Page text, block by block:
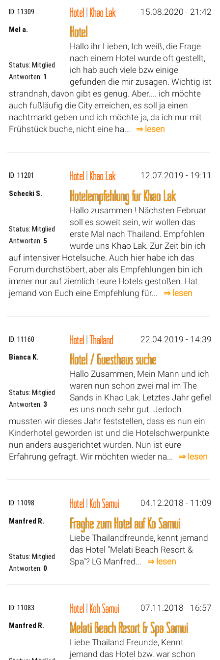
ID: 11309 Hotel|Khao Lak 15.08.2020 - 21:42
Mel a.
Status: Mitglied
Antworten: 1
Hotel
Hallo ihr Lieben, Ich weiß, die Frage
nach einem Hotel wurde oft gestellt,
ich hab auch viele bzw einige
gefunden die mir zusagen. Wichtig ist
strandnah, davon gibt es genug. Aber.... ich möchte
auch fußläufig die City erreichen, es soll ja einen
nachtmarkt geben und ich möchte ja, da ich nur mit
Frühstück buche, nicht eine ha... ⇒ lesen
ID: 11201 Hotel|Khao Lak 12.07.2019 - 19:11
Schecki S.
Status: Mitglied
Antworten: 5
Hotelempfehlung für Khao Lak
Hallo zusammen ! Nächsten Februar
soll es soweit sein, wir wollen das
erste Mal nach Thailand. Empfohlen
wurde uns Khao Lak. Zur Zeit bin ich
auf intensiver Hotelsuche. Auch hier habe ich das
Forum durchstöbert, aber als Empfehlungen bin ich
immer nur auf ziemlich teure Hotels gestoßen. Hat
jemand von Euch eine Empfehlung für... ⇒ lesen
ID: 11160 Hotel|Thailand 22.04.2019 - 14:39
Bianca K.
Status: Mitglied
Antworten: 3
Hotel / Guesthaus suche
Hallo Zusammen, Mein Mann und ich
waren nun schon zwei mal im The
Sands in Khao Lak. Letztes Jahr gefiel
es uns noch sehr gut. Jedoch
mussten wir dieses Jahr feststellen, dass es nun ein
Kinderhotel geworden ist und die Hotelschwerpunkte
nun anders ausgerichtet wurden. Nun ist eure
Erfahrung gefragt. Wir möchten wieder na... ⇒ lesen
ID: 11098 Hotel|Koh Samui 04.12.2018 - 11:09
Manfred R.
Status: Mitglied
Antworten: 0
Fraghe zum Hotel auf Ko Samui
Liebe Thailandfreunde, kennt jemand
das Hotel "Melati Beach Resort &
Spa"? LG Manfred... ⇒ lesen
ID: 11083 Hotel|Koh Samui 07.11.2018 - 16:57
Manfred R. Melati Beach Resort & Spa Samui
Liebe Thailand Freunde, Kennt
jemand das Hotel bzw. war schon